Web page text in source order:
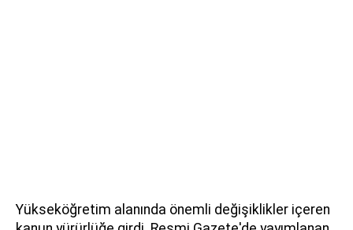
Yükseköğretim alanında önemli değişiklikler içeren